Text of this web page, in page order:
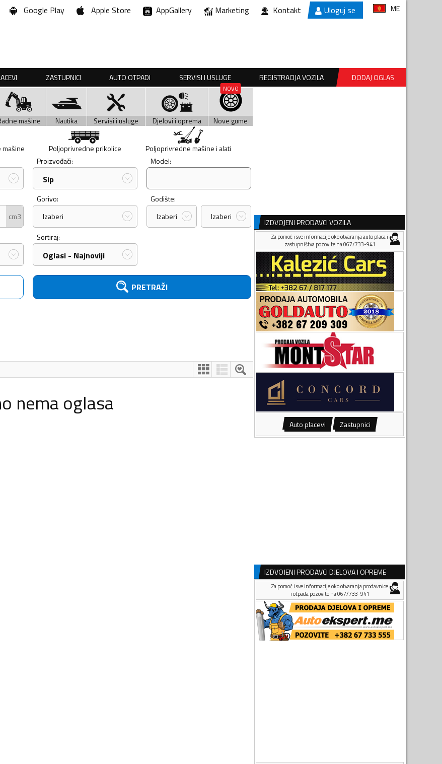
Google Play Apple Store AppGallery Marketing Kontakt Uloguj se ME
ZASTUPNICI AUTO OTPADI SERVISI I USLUGE REGISTRACIJA VOZILA DODAJ OGLAS
mašine Nautika Servisi i usluge Djelovi i oprema Nove gume
Poljoprivredne prikolice
Poljoprivredne mašine i alati
Proizvođači:
Sip
Model:
cm3
Gorivo:
Izaberi
Godište:
Izaberi
Izaberi
Sortiraj:
Oglasi - Najnoviji
PRETRAŽI
nema oglasa
IZDVOJENI PRODAVCI VOZILA
Za pomoć i sve informacije oko otvaranja auto placa i
zastupništva pozovite na 067/733-941
Auto placevi Zastupnici
IZDVOJENI PRODAVCI DJELOVA I OPREME
Za pomoć i sve informacije oko otvaranja prodavnice
i otpada pozovite na 067/733-941